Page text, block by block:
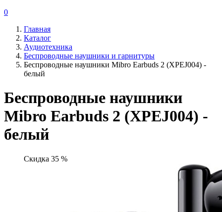
0
Главная
Каталог
Аудиотехника
Беспроводные наушники и гарнитуры
Беспроводные наушники Mibro Earbuds 2 (XPEJ004) -
белый
Беспроводные наушники
Mibro Earbuds 2 (XPEJ004) -
белый
Скидка 35 %